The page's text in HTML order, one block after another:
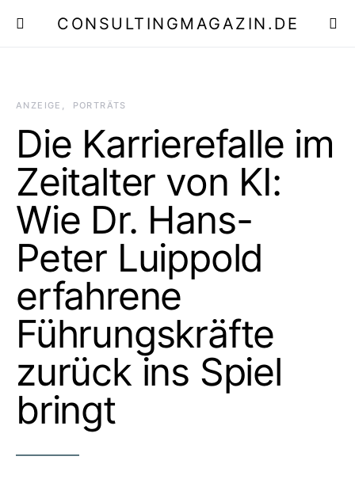
CONSULTINGMAGAZIN.DE
ANZEIGE PORTRÄTS
Die Karrierefalle im
Zeitalter von KI:
Wie Dr. Hans-
Peter Luippold
erfahrene
Führungskräfte
zurück ins Spiel
bringt